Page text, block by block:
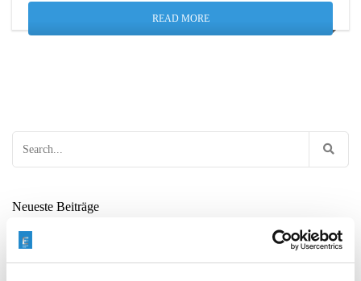
READ MORE
Neueste Beiträge